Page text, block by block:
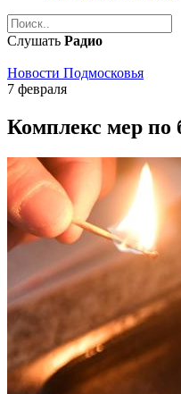
Слушать Радио
Новости Подмосковья
7 февраля
Комплекс мер по